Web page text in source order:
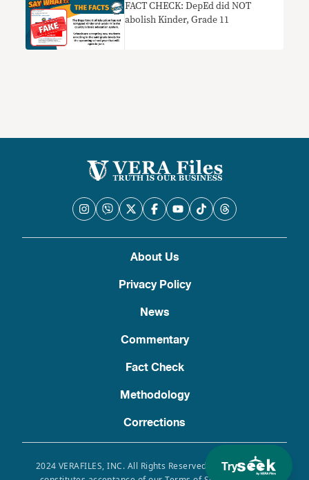
Try
FACT CHECK: DepEd did NOT
abolish Kinder, Grade 11
About Us
Privacy Policy
News
Commentary
Fact Check
Methodology
Corrections
2024 VERAFILES, INC. All Rights Reserved. Use of this site